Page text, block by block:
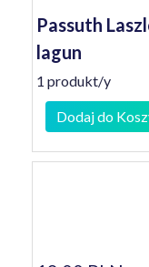
Passuth
lagun
1 produkt/y
Dodaj do